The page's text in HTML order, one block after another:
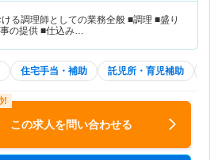
る調理師としての業務全般 ■調理 ■盛り
の提供 ■仕込み…
住宅手当・補助 託児所・育児補助
この求人を問い合わせる